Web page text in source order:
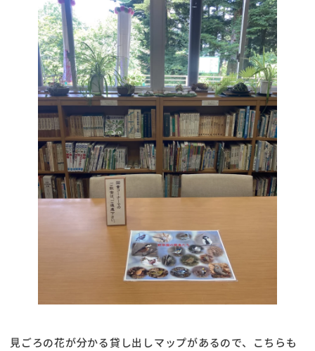
見ごろの花が分かる貸し出しマップがあるので、こちらも